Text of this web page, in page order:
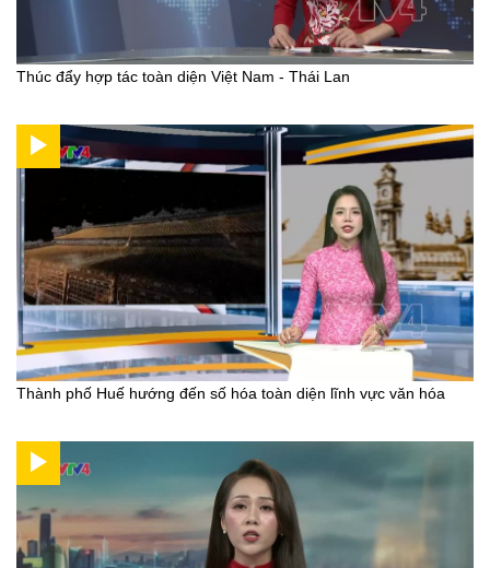
Thúc đẩy hợp tác toàn diện Việt Nam - Thái Lan
Thành phố Huế hướng đến số hóa toàn diện lĩnh vực văn hóa